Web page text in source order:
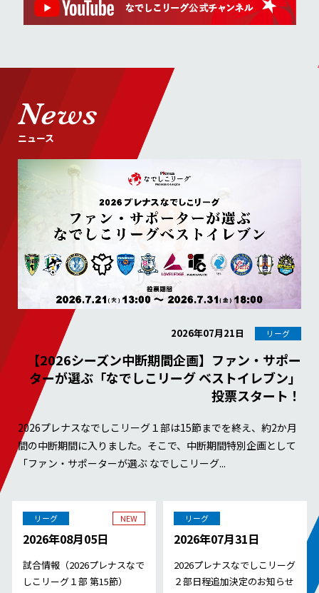
ニュース
2026年07月21日 リーグ
【2026シーズン中断期間企画】ファン・サポー
ターが選ぶ「なでしこリーグ ベストイレブン」
投票スタート！
2026プレナスなでしこリーグ１部は15節までを終え、約2か月
間の中断期間に入りました。そこで、中断期間特別企画として
「ファン・サポーターが選ぶ なでしこリーグ...
2026年08月05日
リーグ NEW
試合情報（2026プレナスなで
しこリーグ１部 第15節）
2026年07月31日
リーグ
2026プレナスなでしこリーグ
２部日程追加決定のお知らせ